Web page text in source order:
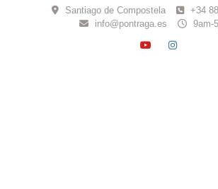
Santiago de Compostela
+34
info@pontraga.es
9am-
YOUTUBE